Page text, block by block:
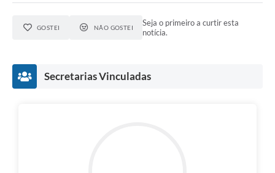
GOSTEI NÃO GOSTEI
Seja o primeiro a curtir esta
notícia.
Secretarias Vinculadas